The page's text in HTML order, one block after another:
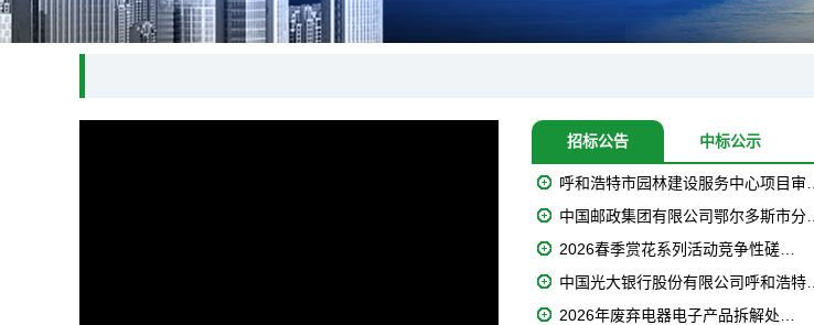
招标公告 中标公示
呼和浩特市园林建设服务中心项目审…
中国邮政集团有限公司鄂尔多斯市分…
2026春季赏花系列活动竞争性磋…
中国光大银行股份有限公司呼和浩特…
2026年废弃电器电子产品拆解处…